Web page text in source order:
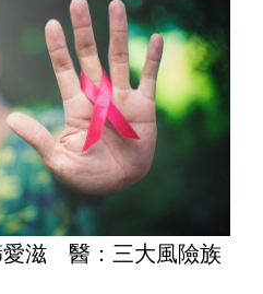
愛滋 醫：三大風險族